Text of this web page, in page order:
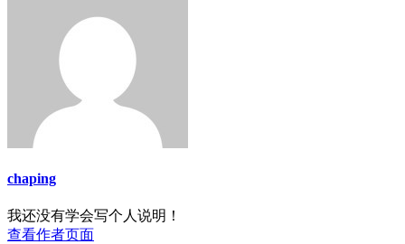
chaping
我还没有学会写个人说明！
查看作者页面